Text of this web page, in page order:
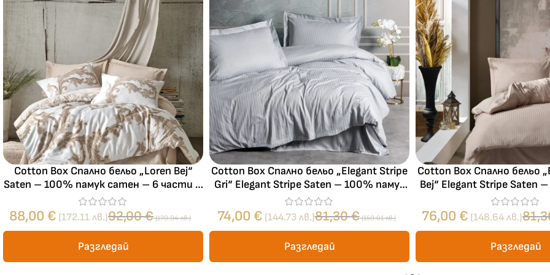
и
п
а
о
б
е
л
ь
о
п
а
м
у
Cotton Box Спално бельо „Loren Bej“
Saten – 100% памук сатен – 6 части –
за спалня
92,00€ (179.94 лв.)
88,00 € (172.11 лв.)
Разгледай
Cotton Box Спално бельо „Elegant Stripe
Gri“ Elegant Stripe Saten – 100% памук
сатен – 4 части – за спалня
81,30€ (159.01 лв.)
74,00 € (144.73 лв.)
Разгледай
Cotton Box Спално бельо
Bej“ Elegant Stripe Saten
сатен – 4 части – за
76,00 € (148.64 лв.)
Разгледай